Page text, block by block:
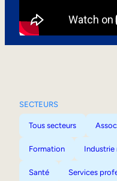
SECTEURS
Tous secteurs
Formation Industrie
Santé Services